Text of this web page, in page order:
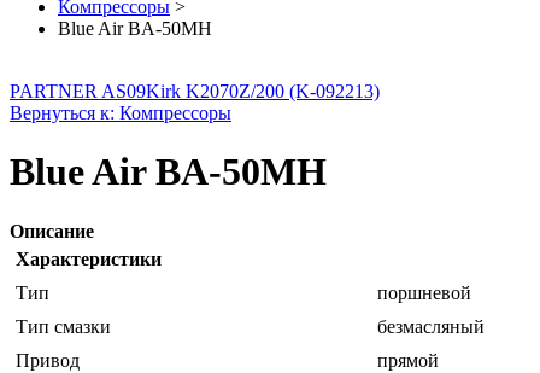
Компрессоры >
Blue Air BA-50MH
PARTNER AS09Kirk K2070Z/200 (K-092213)
Вернуться к: Компрессоры
Blue Air BA-50MH
Описание
Характеристики
Тип
поршневой
Тип смазки
безмасляный
Привод
прямой